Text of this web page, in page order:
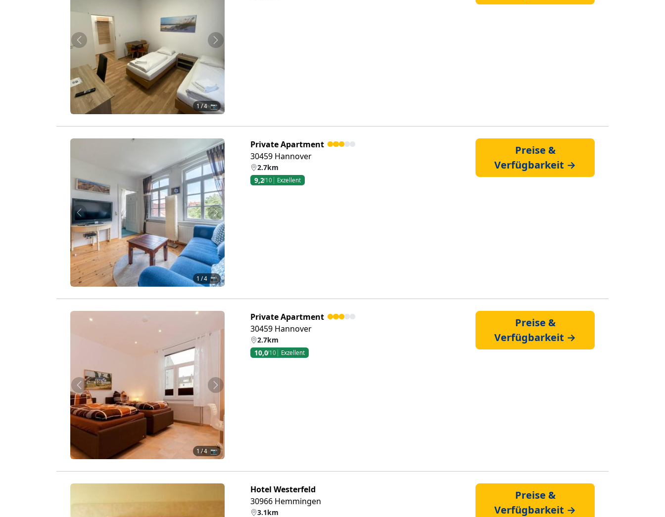
Zurück Weiter
1 / 4 📷
Zurück Weiter
1 / 4 📷
Private Apartment
30459 Hannover
2.7km
9,2/10 Exzellent
Preise &
Verfügbarkeit →
Zurück Weiter
1 / 4 📷
Private Apartment
30459 Hannover
2.7km
10,0/10 Exzellent
Preise &
Verfügbarkeit →
Hotel Westerfeld
30966 Hemmingen
3.1km
Preise &
Verfügbarkeit →